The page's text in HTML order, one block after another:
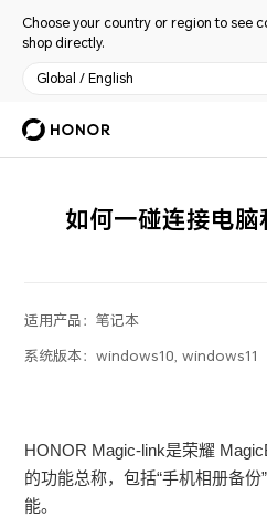
Choose your country or region to see
shop directly.
Global / English
如何一碰连接电
适用产品：笔记本
系统版本：windows10, windows11
HONOR Magic-link是荣耀
的功能总称，包括“手机相册备份
能。